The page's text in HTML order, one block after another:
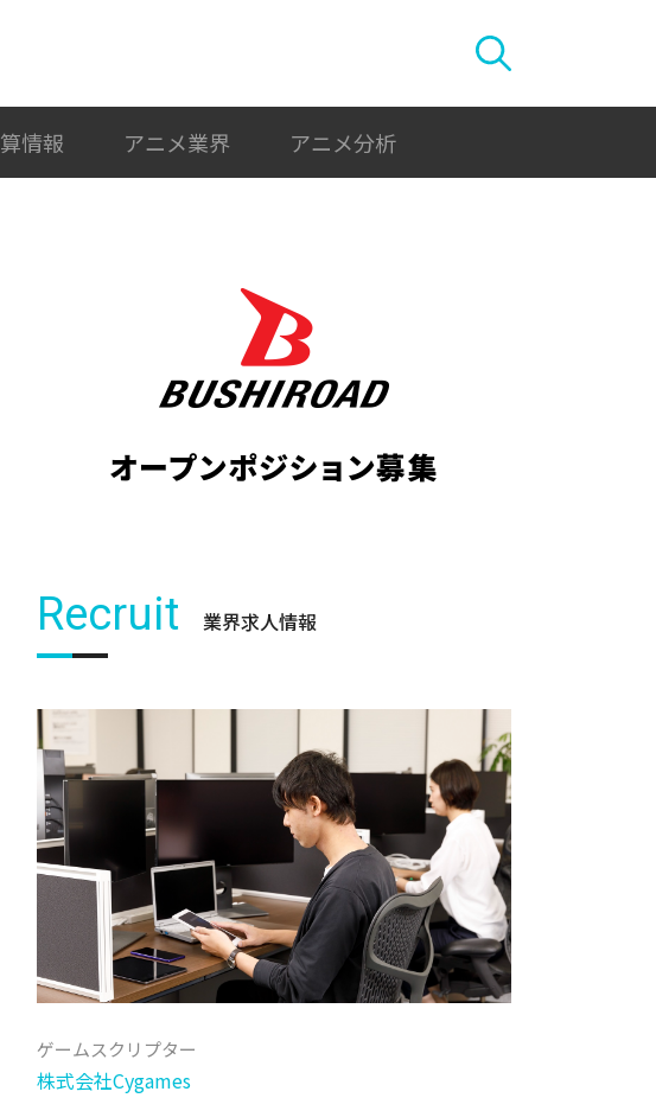
情報 アニメ業界 アニメ分析
Recruit 業界求人情報
ゲームスクリプター
株式会社Cygames